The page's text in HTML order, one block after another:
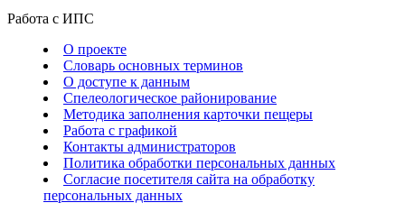
Работа с ИПС
О проекте
Словарь основных терминов
О доступе к данным
Спелеологическое районирование
Методика заполнения карточки пещеры
Работа с графикой
Контакты администраторов
Политика обработки персональных данных
Согласие посетителя сайта на обработку
персональных данных